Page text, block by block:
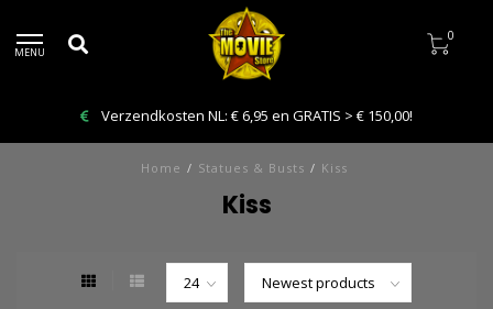
MENU
0
Verzendkosten NL: € 6,95 en GRATIS > € 150,00!
Home / Statues & Busts / Kiss
Kiss